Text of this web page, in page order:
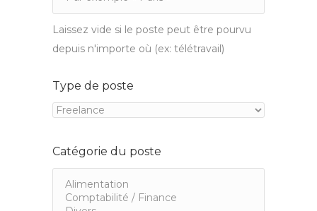
Laissez vide si le poste peut être pourvu
depuis n'importe où (ex: télétravail)
Type de poste
Catégorie du poste